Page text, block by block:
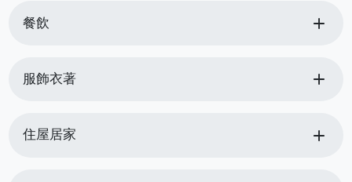
餐飲 add
服飾衣著 add
住屋居家 add